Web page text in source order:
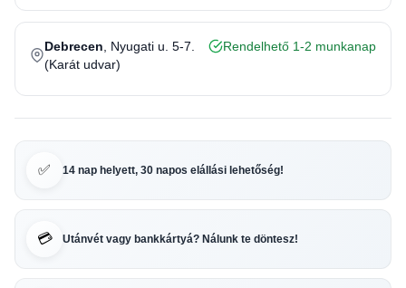
Debrecen , Nyugati u. 5-7.
(Karát udvar)
Rendelhető 1-2 munkanap
✅ 14 nap helyett, 30 napos elállási lehetőség!
💳 Utánvét vagy bankkártyá? Nálunk te döntesz!